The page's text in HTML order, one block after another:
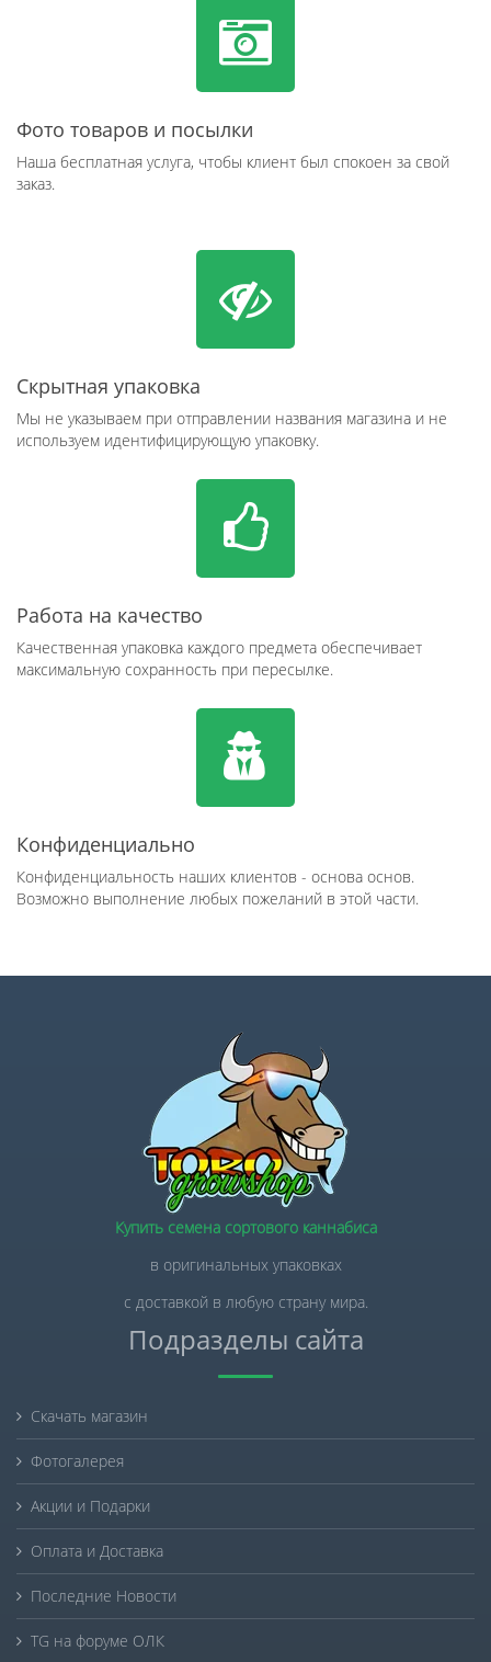
Фото товаров и посылки
Наша бесплатная услуга, чтобы клиент был спокоен за свой
заказ.
Скрытная упаковка
Мы не указываем при отправлении названия магазина и не
используем идентифицирующую упаковку.
Работа на качество
Качественная упаковка каждого предмета обеспечивает
максимальную сохранность при пересылке.
Конфиденциально
Конфиденциальность наших клиентов - основа основ.
Возможно выполнение любых пожеланий в этой части.
Купить семена сортового каннабиса
в оригинальных упаковках
с доставкой в любую страну мира.
Подразделы сайта
Скачать магазин
Фотогалерея
Акции и Подарки
Оплата и Доставка
Последние Новости
TG на форуме ОЛК